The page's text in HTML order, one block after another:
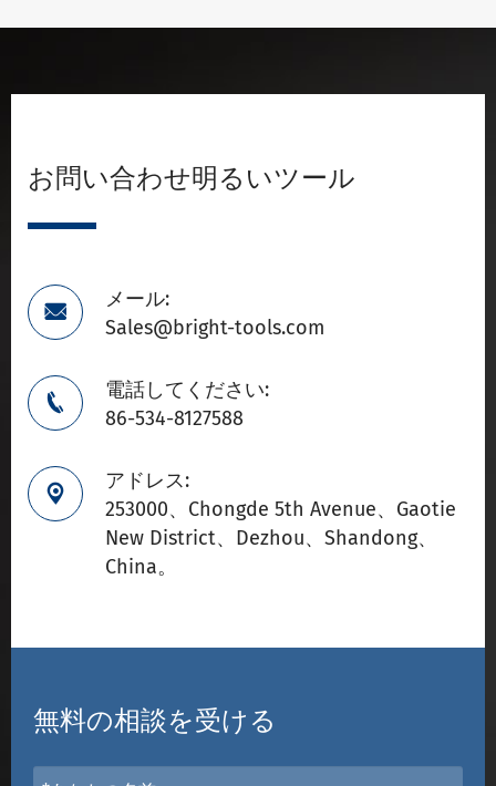
お問い合わせ明るいツール

メール:
Sales@bright-tools.com

電話してください:
86-534-8127588

アドレス:
253000、Chongde 5th Avenue、Gaotie
New District、Dezhou、Shandong、
China。
無料の相談を受ける